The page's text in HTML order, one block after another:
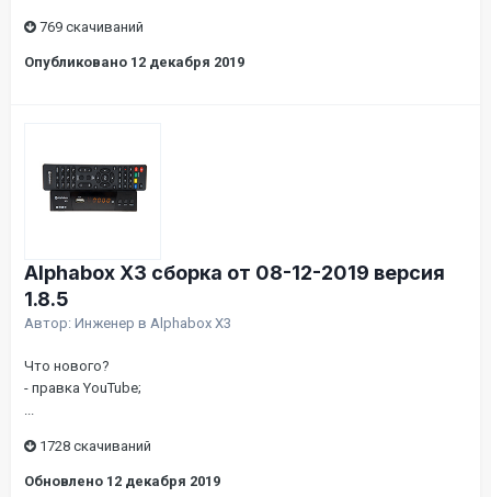
769 скачиваний
Опубликовано 12 декабря 2019
Alphabox X3 сборка от 08-12-2019 версия
1.8.5
Автор: Инженер в Alphabox X3
Что нового?
- правка YouTube;
...
1728 скачиваний
Обновлено 12 декабря 2019